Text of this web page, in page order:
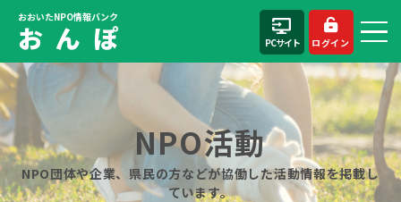
おおいたNPO情報バンク
お ん ぽ PCサイト ログイン
NPO活動
NPO団体や企業、県民の方などが協働した活動情報を掲載し
ています。